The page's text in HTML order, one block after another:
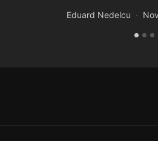
Eduard Nedelcu